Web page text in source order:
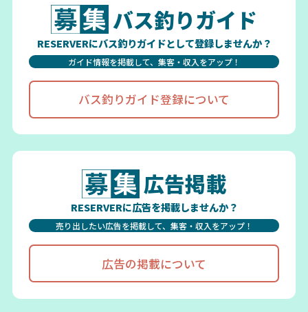
バス釣りガイド
RESERVERにバス釣りガイドとして登録しませんか？
ガイド情報を掲載して、集客・収入をアップ！
バス釣りガイド登録について
広告掲載
RESERVERに広告を掲載しませんか？
売り出したい広告を掲載して、集客・収入をアップ！
広告の掲載について